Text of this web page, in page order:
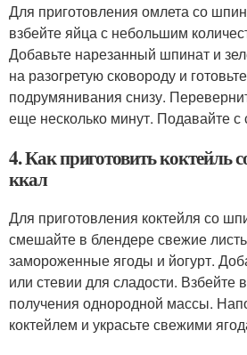
Для приготовления омлета со
взбейте яйца с небольшим
Добавьте нарезанный шпинат и
на разогретую сковороду и
подрумянивания снизу.
еще несколько минут. Подавайте
4. Как приготовить коктейль
ккал
Для приготовления коктейля со
смешайте в блендере свежие
замороженные ягоды и йогурт.
или стевии для сладости. Взбейте
получения однородной массы.
коктейлем и украсьте свежими